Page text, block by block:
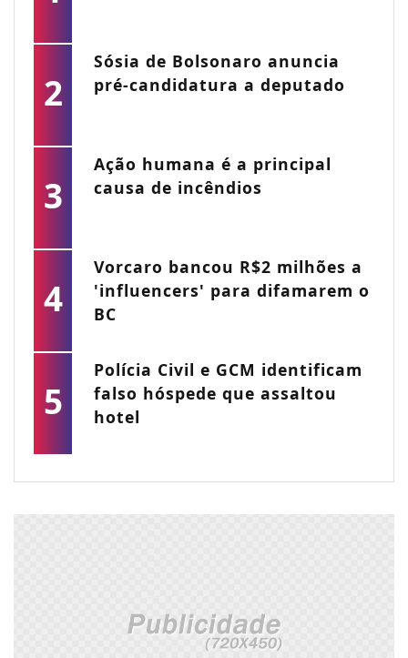
2
Sósia de Bolsonaro anuncia
pré-candidatura a deputado
3
Ação humana é a principal
causa de incêndios
4
Vorcaro bancou R$2 milhões a
'influencers' para difamarem o
BC
5
Polícia Civil e GCM identificam
falso hóspede que assaltou
hotel